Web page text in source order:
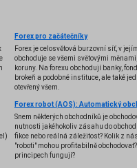
Forex pro začátečníky
Forex je celosvětová burzovní síť, v
obchoduje se všemi světovými
koruny. Na forexu obchodují banky,
brokeři a podobné instituce, ale také
otevřený všem.
Snem některých obchodníků je
nutnosti jakéhokoliv zásahu do
fikce nebo reálná záležitost? Kolik z
"roboti" mohou profitabilně
principech fungují?